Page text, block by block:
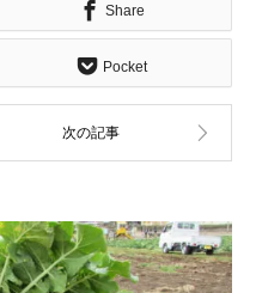
Share
Pocket